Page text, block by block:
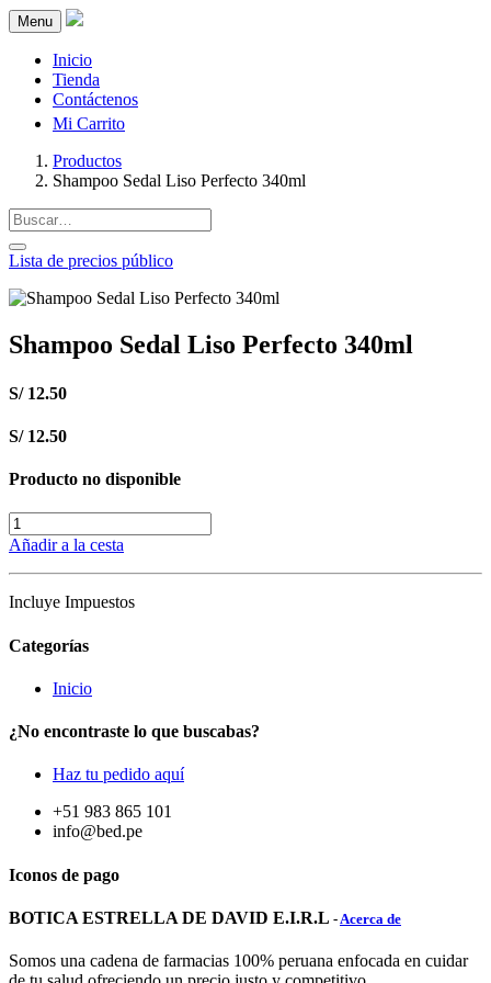
Menu
Inicio
Tienda
Contáctenos
Mi Carrito
Productos
Shampoo Sedal Liso Perfecto 340ml
Lista de precios público
Shampoo Sedal Liso Perfecto 340ml
S/ 12.50
S/ 12.50
Producto no disponible
Añadir a la cesta
Incluye Impuestos
Categorías
Inicio
¿No encontraste lo que buscabas?
Haz tu pedido aquí
+51 983 865 101
info@bed.pe
Iconos de pago
BOTICA ESTRELLA DE DAVID E.I.R.L - Acerca de
Somos una cadena de farmacias 100% peruana enfocada en cuidar